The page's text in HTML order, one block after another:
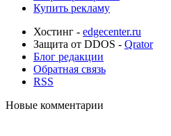
Купить рекламу
Хостинг - edgecenter.ru
Защита от DDOS - Qrator
Блог редакции
Обратная связь
RSS
Новые комментарии